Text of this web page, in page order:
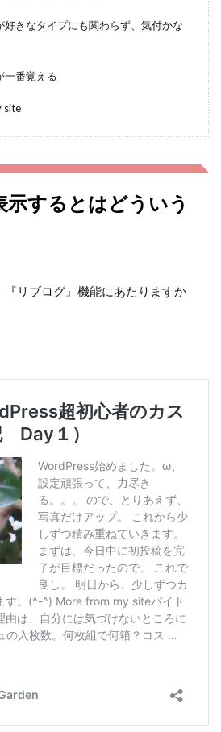
好きなタイプにも関わらず、気付かな
一番覚える
site
するとはどういう
リブログ』機能にあたりますか